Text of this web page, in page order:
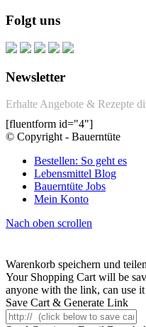
Folgt uns
Newsletter
Erhalte Angebote & Rezepte
[fluentform id="4"]
© Copyright - Bauerntüte
Bestellen: So geht es
Lebensmittel Blog
Bauerntüte Jobs
Mein Konto
Nach oben scrollen
Warenkorb speichern und teilen
Your Shopping Cart will be
anyone with the link, can use
Save Cart & Generate Link